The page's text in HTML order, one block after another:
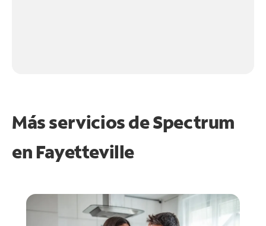
Más servicios de Spectrum
en Fayetteville